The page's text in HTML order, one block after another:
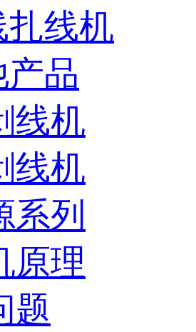
扎线机
品
线机
线机
系列
原理
题